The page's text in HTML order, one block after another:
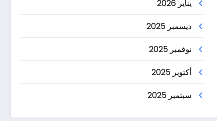
يناير 2026
ديسمبر 2025
نوفمبر 2025
أكتوبر 2025
سبتمبر 2025